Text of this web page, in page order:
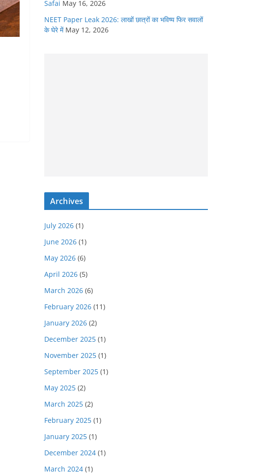
Safai May 16, 2026
NEET Paper Leak 2026: लाखों छात्रों का भविष्य फिर सवालों
के घेरे में May 12, 2026
Archives
July 2026 (1)
June 2026 (1)
May 2026 (6)
April 2026 (5)
March 2026 (6)
February 2026 (11)
January 2026 (2)
December 2025 (1)
November 2025 (1)
September 2025 (1)
May 2025 (2)
March 2025 (2)
February 2025 (1)
January 2025 (1)
December 2024 (1)
March 2024 (1)